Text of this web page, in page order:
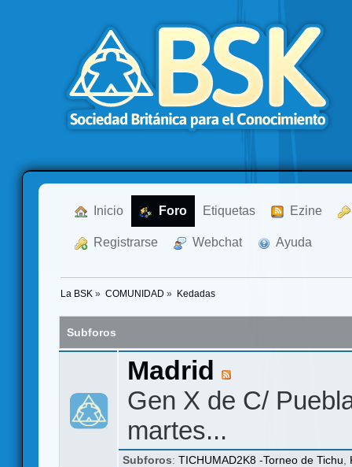
Inicio Foro Etiquetas Ezine
Registrarse Webchat Ayuda
La BSK » COMUNIDAD » Kedadas
Subforos
Madrid
Gen X de C/
martes...
Subforos: TICHUMAD2K8 -Torneo de Tichu